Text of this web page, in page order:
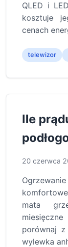
QLED i
kosztuje
cenach
telewizor
Ile
20 czerwca
mata
porównaj
wylewka